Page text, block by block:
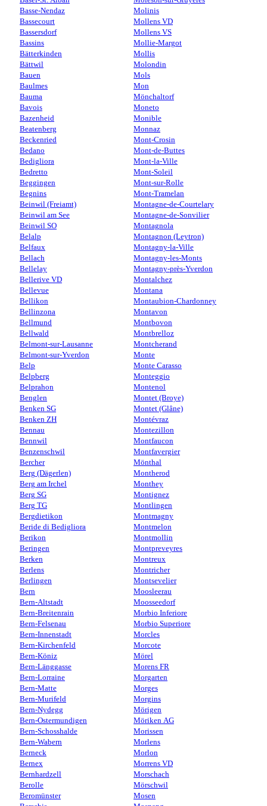
Basse-Nendaz
Bassecourt
Bassersdorf
Bassins
Bätterkinden
Bättwil
Bauen
Baulmes
Bauma
Bavois
Bazenheid
Beatenberg
Beckenried
Bedano
Bedigliora
Bedretto
Beggingen
Begnins
Beinwil (Freiamt)
Beinwil am See
Beinwil SO
Belalp
Belfaux
Bellach
Bellelay
Bellerive VD
Bellevue
Bellikon
Bellinzona
Bellmund
Bellwald
Belmont-sur-Lausanne
Belmont-sur-Yverdon
Belp
Belpberg
Belprahon
Benglen
Benken SG
Benken ZH
Bennau
Bennwil
Benzenschwil
Bercher
Berg (Dägerlen)
Berg am Irchel
Berg SG
Berg TG
Bergdietikon
Beride di Bedigliora
Berikon
Beringen
Berken
Berlens
Berlingen
Bern
Bern-Altstadt
Bern-Breitenrain
Bern-Felsenau
Bern-Innenstadt
Bern-Kirchenfeld
Bern-Köniz
Bern-Länggasse
Bern-Lorraine
Bern-Matte
Bern-Murifeld
Bern-Nydegg
Bern-Ostermundigen
Bern-Schosshalde
Bern-Wabern
Berneck
Bernex
Bernhardzell
Berolle
Beromünster
Molinis
Mollens VD
Mollens VS
Mollie-Margot
Mollis
Molondin
Mols
Mon
Mönchaltorf
Moneto
Monible
Monnaz
Mont-Crosin
Mont-de-Buttes
Mont-la-Ville
Mont-Soleil
Mont-sur-Rolle
Mont-Tramelan
Montagne-de-Courtelary
Montagne-de-Sonvilier
Montagnola
Montagnon (Leytron)
Montagny-la-Ville
Montagny-les-Monts
Montagny-près-Yverdon
Montalchez
Montana
Montaubion-Chardonney
Montavon
Montbovon
Montbrelloz
Montcherand
Monte
Monte Carasso
Monteggio
Montenol
Montet (Broye)
Montet (Glâne)
Montévraz
Montezillon
Montfaucon
Montfavergier
Mönthal
Montherod
Monthey
Montignez
Montlingen
Montmagny
Montmelon
Montmollin
Montpreveyres
Montreux
Montricher
Montsevelier
Moosleerau
Moosseedorf
Morbio Inferiore
Morbio Superiore
Morcles
Morcote
Mörel
Morens FR
Morgarten
Morges
Morgins
Mörigen
Möriken AG
Morissen
Morlens
Morlon
Morrens VD
Morschach
Mörschwil
Mosen